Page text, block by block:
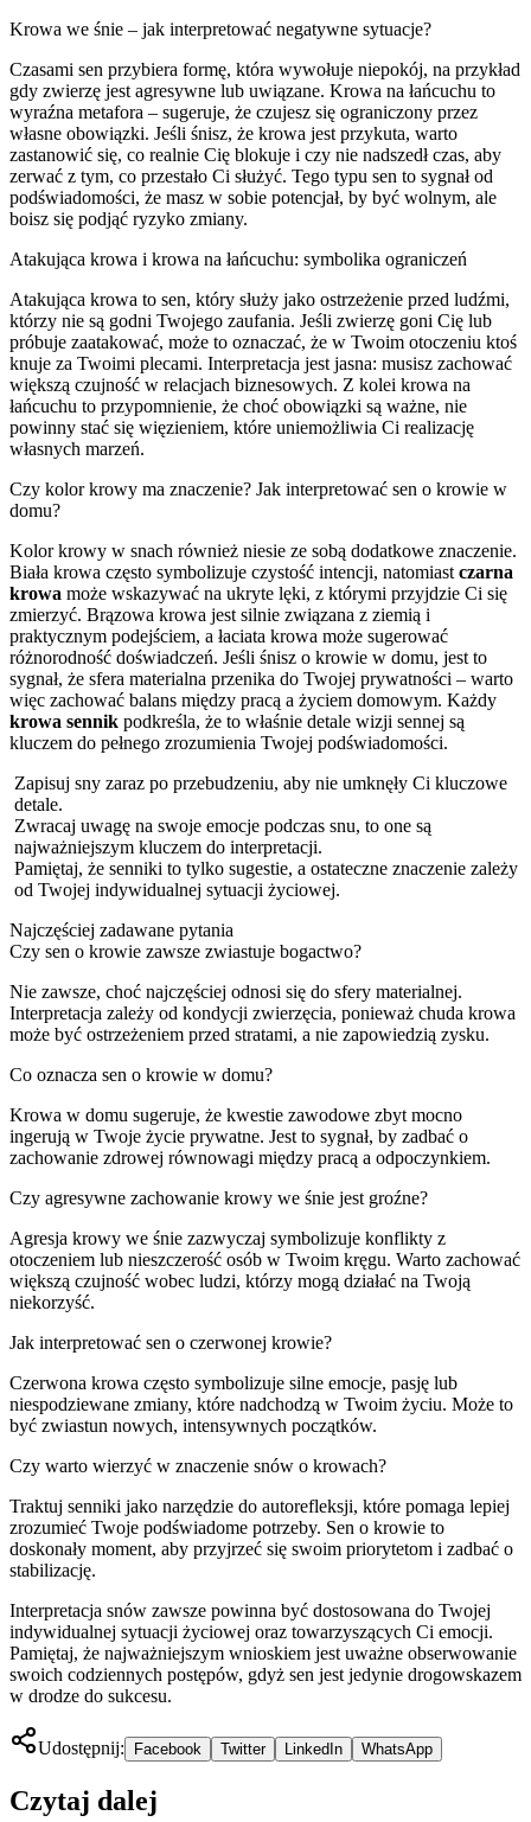
Krowa we śnie – jak interpretować negatywne sytuacje?
Czasami sen przybiera formę, która wywołuje niepokój, na przykład
gdy zwierzę jest agresywne lub uwiązane. Krowa na łańcuchu to
wyraźna metafora – sugeruje, że czujesz się ograniczony przez
własne obowiązki. Jeśli śnisz, że krowa jest przykuta, warto
zastanowić się, co realnie Cię blokuje i czy nie nadszedł czas, aby
zerwać z tym, co przestało Ci służyć. Tego typu sen to sygnał od
podświadomości, że masz w sobie potencjał, by być wolnym, ale
boisz się podjąć ryzyko zmiany.
Atakująca krowa i krowa na łańcuchu: symbolika ograniczeń
Atakująca krowa to sen, który służy jako ostrzeżenie przed ludźmi,
którzy nie są godni Twojego zaufania. Jeśli zwierzę goni Cię lub
próbuje zaatakować, może to oznaczać, że w Twoim otoczeniu ktoś
knuje za Twoimi plecami. Interpretacja jest jasna: musisz zachować
większą czujność w relacjach biznesowych. Z kolei krowa na
łańcuchu to przypomnienie, że choć obowiązki są ważne, nie
powinny stać się więzieniem, które uniemożliwia Ci realizację
własnych marzeń.
Czy kolor krowy ma znaczenie? Jak interpretować sen o krowie w
domu?
Kolor krowy w snach również niesie ze sobą dodatkowe znaczenie.
Biała krowa często symbolizuje czystość intencji, natomiast czarna
krowa może wskazywać na ukryte lęki, z którymi przyjdzie Ci się
zmierzyć. Brązowa krowa jest silnie związana z ziemią i
praktycznym podejściem, a łaciata krowa może sugerować
różnorodność doświadczeń. Jeśli śnisz o krowie w domu, jest to
sygnał, że sfera materialna przenika do Twojej prywatności – warto
więc zachować balans między pracą a życiem domowym. Każdy
krowa sennik podkreśla, że to właśnie detale wizji sennej są
kluczem do pełnego zrozumienia Twojej podświadomości.
Zapisuj sny zaraz po przebudzeniu, aby nie umknęły Ci kluczowe
detale.
Zwracaj uwagę na swoje emocje podczas snu, to one są
najważniejszym kluczem do interpretacji.
Pamiętaj, że senniki to tylko sugestie, a ostateczne znaczenie zależy
od Twojej indywidualnej sytuacji życiowej.
Najczęściej zadawane pytania
Czy sen o krowie zawsze zwiastuje bogactwo?
Nie zawsze, choć najczęściej odnosi się do sfery materialnej.
Interpretacja zależy od kondycji zwierzęcia, ponieważ chuda krowa
może być ostrzeżeniem przed stratami, a nie zapowiedzią zysku.
Co oznacza sen o krowie w domu?
Krowa w domu sugeruje, że kwestie zawodowe zbyt mocno
ingerują w Twoje życie prywatne. Jest to sygnał, by zadbać o
zachowanie zdrowej równowagi między pracą a odpoczynkiem.
Czy agresywne zachowanie krowy we śnie jest groźne?
Agresja krowy we śnie zazwyczaj symbolizuje konflikty z
otoczeniem lub nieszczerość osób w Twoim kręgu. Warto zachować
większą czujność wobec ludzi, którzy mogą działać na Twoją
niekorzyść.
Jak interpretować sen o czerwonej krowie?
Czerwona krowa często symbolizuje silne emocje, pasję lub
niespodziewane zmiany, które nadchodzą w Twoim życiu. Może to
być zwiastun nowych, intensywnych początków.
Czy warto wierzyć w znaczenie snów o krowach?
Traktuj senniki jako narzędzie do autorefleksji, które pomaga lepiej
zrozumieć Twoje podświadome potrzeby. Sen o krowie to
doskonały moment, aby przyjrzeć się swoim priorytetom i zadbać o
stabilizację.
Interpretacja snów zawsze powinna być dostosowana do Twojej
indywidualnej sytuacji życiowej oraz towarzyszących Ci emocji.
Pamiętaj, że najważniejszym wnioskiem jest uważne obserwowanie
swoich codziennych postępów, gdyż sen jest jedynie drogowskazem
w drodze do sukcesu.
Udostępnij: Facebook Twitter LinkedIn WhatsApp
Czytaj dalej